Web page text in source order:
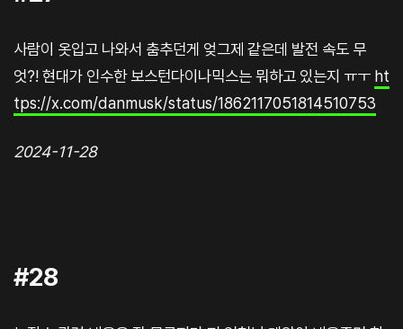
사람이 옷입고 나와서 춤추던게 엊그제 같은데 발전 속도 무
엇?! 현대가 인수한 보스턴다이나믹스는 뭐하고 있는지 ㅠㅜ ht
tps://x.com/danmusk/status/1862117051814510753
2024-11-28
#28